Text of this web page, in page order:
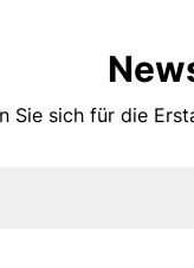
Sie sich für die